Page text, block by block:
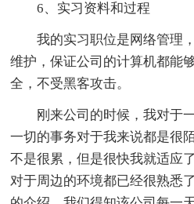
6、实习资料和过程
我的实习职位是网络管理
维护，保证公司的计算机都能
全，不受黑客攻击。
刚来公司的时候，我对于
一切的事务对于我来说都是很
不是很累，但是很快我就适应
对于周边的环境都已经很熟悉